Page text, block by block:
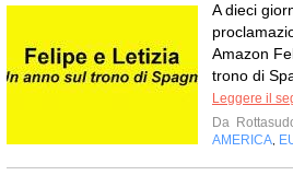
A dieci
Amazon
trono di
Leggere il
Da
AMERICA